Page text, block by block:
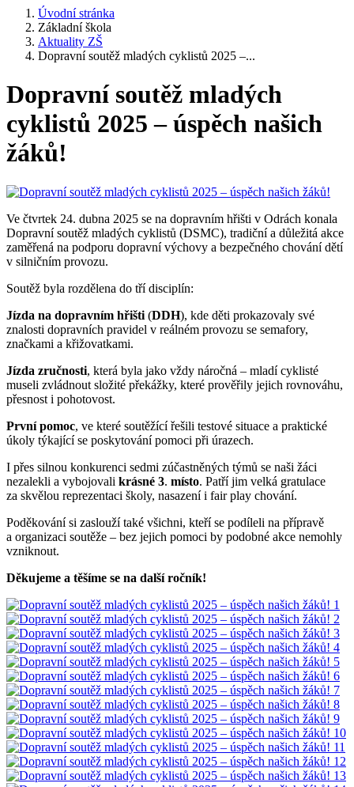
Úvodní stránka
Základní škola
Aktuality ZŠ
Dopravní soutěž mladých cyklistů 2025 –...
Dopravní soutěž mladých
cyklistů 2025 – úspěch našich
žáků!
Ve čtvrtek 24. dubna 2025 se na dopravním hřišti v Odrách konala
Dopravní soutěž mladých cyklistů (DSMC), tradiční a důležitá akce
zaměřená na podporu dopravní výchovy a bezpečného chování dětí
v silničním provozu.
Soutěž byla rozdělena do tří disciplín:
Jízda na dopravním hřišti (DDH), kde děti prokazovaly své
znalosti dopravních pravidel v reálném provozu se semafory,
značkami a křižovatkami.
Jízda zručnosti, která byla jako vždy náročná – mladí cyklisté
museli zvládnout složité překážky, které prověřily jejich rovnováhu,
přesnost i pohotovost.
První pomoc, ve které soutěžící řešili testové situace a praktické
úkoly týkající se poskytování pomoci při úrazech.
I přes silnou konkurenci sedmi zúčastněných týmů se naši žáci
nezalekli a vybojovali krásné 3. místo. Patří jim velká gratulace
za skvělou reprezentaci školy, nasazení i fair play chování.
Poděkování si zaslouží také všichni, kteří se podíleli na přípravě
a organizaci soutěže – bez jejich pomoci by podobné akce nemohly
vzniknout.
Děkujeme a těšíme se na další ročník!